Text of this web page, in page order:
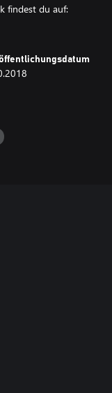
findest du auf: